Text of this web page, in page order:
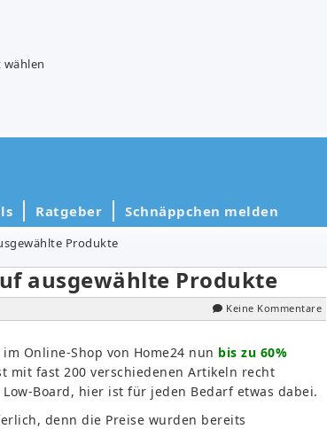
wählen
Ratgeber Schnäppchen melden
Produkte
ausgewählte Produkte
Keine Kommentare
Online-Shop von Home24 nun bis zu 60%
mit fast 200 verschiedenen Artikeln recht
Board, hier ist für jeden Bedarf etwas dabei.
denn die Preise wurden bereits